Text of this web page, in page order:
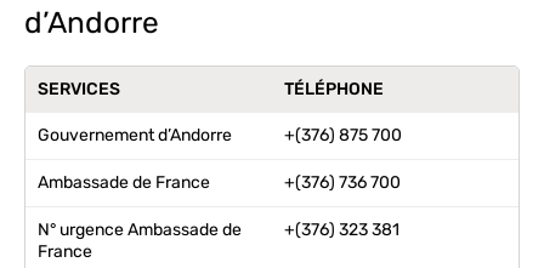
d’Andorre
SERVICES TÉLÉPHONE
Gouvernement d’Andorre +(376) 875 700
Ambassade de France +(376) 736 700
N° urgence Ambassade de
France
+(376) 323 381